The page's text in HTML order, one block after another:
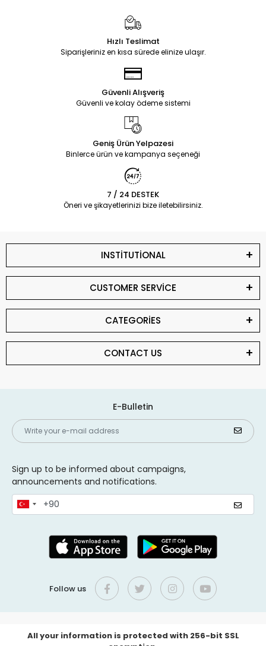
Hızlı Teslimat
Siparişleriniz en kısa sürede elinize ulaşır.
Güvenli Alışveriş
Güvenli ve kolay ödeme sistemi
Geniş Ürün Yelpazesi
Binlerce ürün ve kampanya seçeneği
7 / 24 DESTEK
Öneri ve şikayetlerinizi bize iletebilirsiniz.
INSTİTUTİONAL
CUSTOMER SERVİCE
CATEGORİES
CONTACT US
E-Bulletin
Sign up to be informed about campaigns,
announcements and notifications.
Follow us
All your information is protected with 256-bit SSL